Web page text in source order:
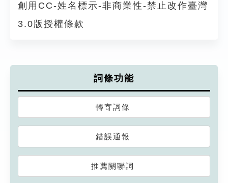
創用CC-姓名標示-非商業性-禁止改作臺灣
3.0版授權條款
詞條功能
轉寄詞條
錯誤通報
推薦關聯詞